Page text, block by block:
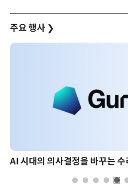
주요 행사 ❯